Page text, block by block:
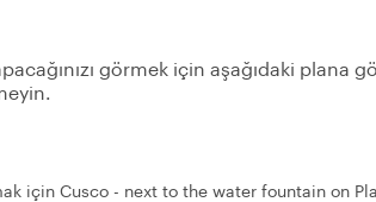
görmek için aşağıdaki plana
için Cusco - next to the water fountain on